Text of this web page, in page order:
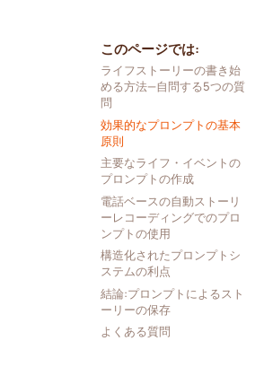
このページでは:
ライフストーリーの書き始
める方法—自問する5つの質
問
効果的なプロンプトの基本
原則
主要なライフ・イベントの
プロンプトの作成
電話ベースの自動ストーリ
ーレコーディングでのプロ
ンプトの使用
構造化されたプロンプトシ
ステムの利点
結論:プロンプトによるスト
ーリーの保存
よくある質問